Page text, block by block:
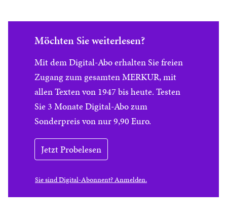
Möchten Sie weiterlesen?
Mit dem Digital-Abo erhalten Sie freien
Zugang zum gesamten MERKUR, mit
allen Texten von 1947 bis heute. Testen
Sie 3 Monate Digital-Abo zum
Sonderpreis von nur 9,90 Euro.
Jetzt Probelesen
Sie sind Digital-Abonnent? Anmelden.